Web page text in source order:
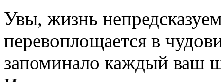
Увы, жизнь
перевоплощается в
запоминало каждый ваш